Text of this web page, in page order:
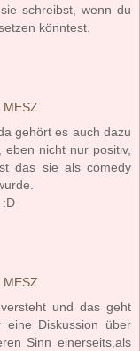
schreibst, wenn du
könntest.
gehört es auch dazu
nicht nur positiv,
das sie als comedy
:D
und das geht
eine Diskussion über
Sinn einerseits,als